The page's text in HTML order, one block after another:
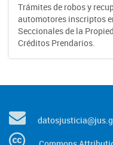
Trámites de robos y
automotores inscriptos
Seccionales de la
Créditos Prendarios.